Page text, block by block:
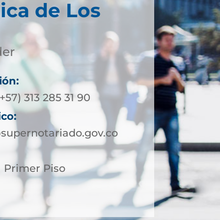
de Los
313 285 31 90
Primer Piso